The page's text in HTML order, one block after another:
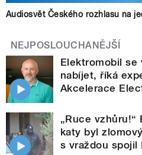
Audiosvět Českého rozhlasu na
NEJPOSLOUCHANĚJŠÍ
Elektromobil se
nabíjet, říká
Akcelerace
„Ruce
katy byl
s vraždou spojil